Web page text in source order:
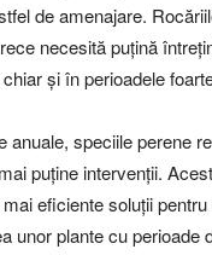
de amenajare.
necesită puțină
și în perioadele
anuale, speciile perene
puține intervenții.
eficiente soluții
unor plante cu perioade